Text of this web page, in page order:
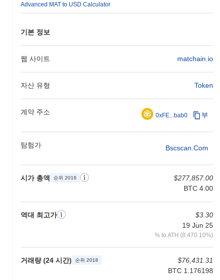
Advanced MAT to USD Calculator
기본 정보
웹 사이트 matchain.io
자산 유형 Token
계약 주소 0xFE...bab0 부
탐험가 Bscscan.com
시가 총액 순위 2016
$277,857.00
BTC 4.00
역대 최고가
$3.30
19 Jun 25
% to ATH (8,470.10%)
거래량 (24 시간) 순위 2018
$76,431.31
BTC 1.176198
이러한 이정표는 Matchain의 시장 내 입지를 강화하고 사용자 경
험을 향상시키는 것을 목표로 하며, 공식 로드맵을 통해 진행 상황
Matchain은 거래 처리량을 향상시키고 지연 시간을 줄이면서 높은
(Delegated Proof of Stake)의 요소를 결합한 독특한 합의 메커니즘
을 사용하여 효율적인 블록 검증과 토큰 보유자의 거버넌스 참여를
가능하게 합니다. 또한, Matchain은 고급 샤딩 기술을 통합하여 거
래의 병렬 처리를 가능하게 하고 확장성을 크게 향상시킵니다. 상
러납니다. 생태계는 주요 산업 플레이어와의 전략적 파트너십으로
제공합니다. 이러한 협력적 접근은 활기찬 커뮤니티를 조성하고 전
반적인 사용자 경험을 향상시켜 Matchain을 진화하는 블록체인 환
Matchain으로 무엇을 할 수 있나요?
Matchain 생태계는 네이티브 토큰을 다양한 실용적인 응용 프로그
램에 활용합니다. 사용자는 네트워크 내에서 거래를 수행하고 수수
료를 지불하여 분산 애플리케이션(dApps) 간의 원활한 상호 작용
을 촉진할 수 있습니다. 토큰 보유자는 스테이킹에 참여하여 네트
워크를 안전하게 유지하고 보상을 받을 수 있는 기회를 가질 수 있
습니다. 또한, 토큰 보유자는 프로젝트의 방향에 영향을 미치는 제